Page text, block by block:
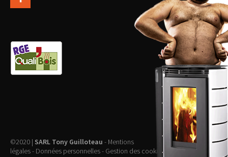
©2020 | SARL Tony Guilloteau - Mentions
légales- Données personnelles- Gestion des cookies